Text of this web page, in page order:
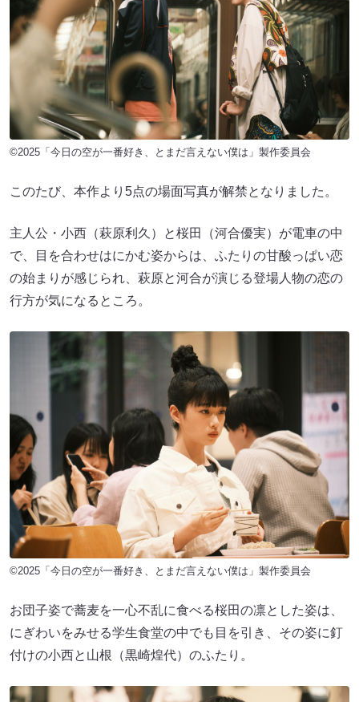
©2025「今日の空が一番好き、とまだ言えない僕は」製作委員会
このたび、本作より5点の場面写真が解禁となりました。
主人公・小西（萩原利久）と桜田（河合優実）が電車の中
で、目を合わせはにかむ姿からは、ふたりの甘酸っぱい恋
の始まりが感じられ、萩原と河合が演じる登場人物の恋の
行方が気になるところ。
©2025「今日の空が一番好き、とまだ言えない僕は」製作委員会
お団子姿で蕎麦を一心不乱に食べる桜田の凛とした姿は、
にぎわいをみせる学生食堂の中でも目を引き、その姿に釘
付けの小西と山根（黒崎煌代）のふたり。